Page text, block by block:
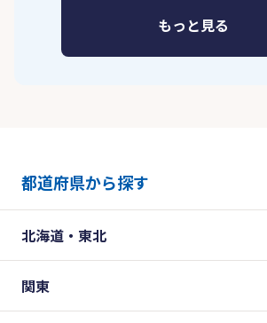
もっと見る
都道府県から探す
北海道・東北
関東